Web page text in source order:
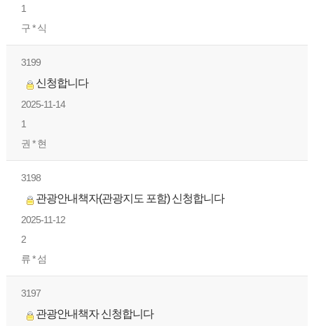
1
구 * 식
3199
신청합니다
2025-11-14
1
권 * 현
3198
관광안내책자(관광지도 포함) 신청합니다
2025-11-12
2
류 * 섬
3197
관광안내책자 신청합니다